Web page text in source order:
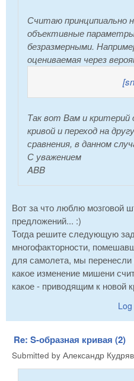
Считаю принципиально
объективные
безразмерными.
оцениваемая через
Так вот Вам и критерий
кривой и переход на
сравнения, в данном
С уважением
ABB
Вот за что люблю мозговой
предложений... :)
Тогда решите следующую
многофакторности,
для самолета, мы
какое изменение мишени
какое - приводящим к новой
Re: S-образная кривая (2)
Submitted by Александр